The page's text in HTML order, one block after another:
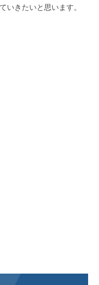
いきたいと思います。